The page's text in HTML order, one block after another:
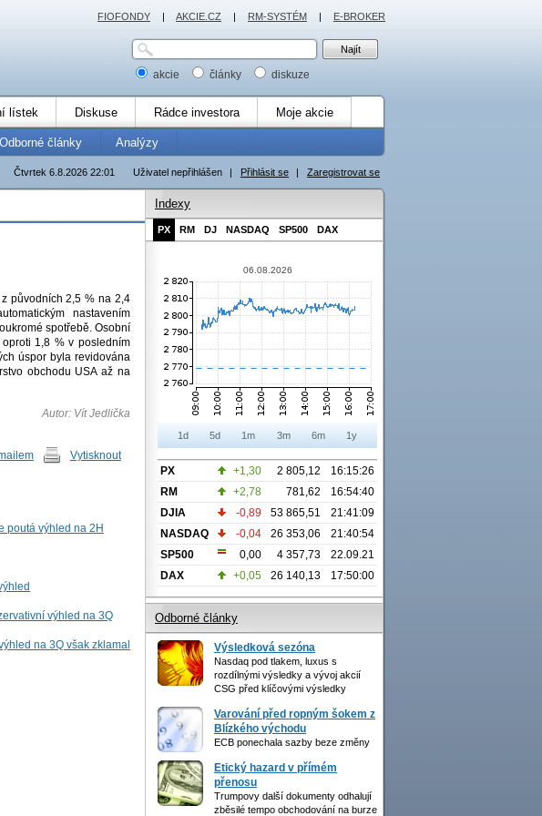
akcie články diskuze
lístek Diskuse Rádce investora Moje akcie
Odborné články Analýzy
Uživatel nepřihlášen | Přihlásit se | Zaregistrovat se
Čtvrtek 6.8.2026 22:01
původních 2,5 % na 2,4
nastavením
spotřebě. Osobní
1,8 % v posledním
úspor byla revidována
obchodu USA až na
Autor: Vít Jedlička
Vytisknout
poutá výhled na 2H
výhled na 3Q
na 3Q však zklamal
Indexy
PX RM DJ NASDAQ SP500 DAX
06.08.2026
1d 5d 1m 3m 6m 1y
PX +1,30 2 805,12
16:15:26
RM
+2,78 781,62
16:54:40
DJIA
-0,89 53 865,51
21:41:09
NASDAQ
-0,04 26 353,06
21:40:54
SP500
0,00 4 357,73
22.09.21
DAX
+0,05 26 140,13 17:50:00
Odborné články
Výsledková sezóna
Nasdaq pod tlakem, luxus s
rozdílnými výsledky a vývoj akcií
CSG před klíčovými výsledky
Varování před ropným šokem z
Blízkého východu
ECB ponechala sazby beze změny
Etický hazard v přímém
přenosu
Trumpovy další dokumenty odhalují
zběsilé tempo obchodování na burze
FIOFONDY | AKCIE.CZ | RM-SYSTÉM | E-BROKER